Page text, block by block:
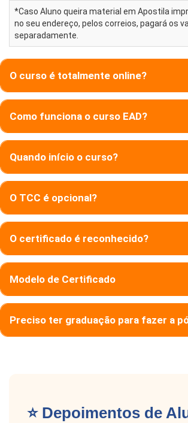
*Caso Aluno queira material em Apostila
no seu endereço, pelos correios, pagará os
separadamente.
O curso é totalmente online?
Como funciona o curso EAD?
Quando início o curso?
O TCC é opcional?
O certificado é reconhecido?
Modelo de Certificado
Preciso ter graduação para fazer a
⭐ Depoimentos de